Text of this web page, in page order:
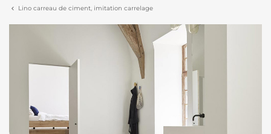
Lino carreau de ciment, imitation carrelage